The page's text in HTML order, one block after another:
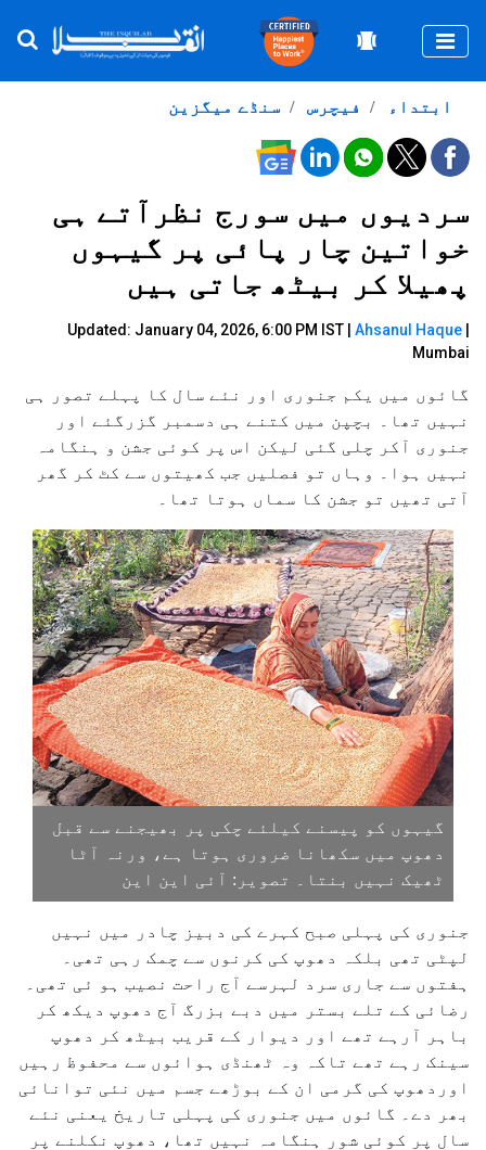
سنڈے میگزین فیچرس ابتداء
سردیوں میں سورج نظرآتے ہی
خواتین چار پائی پر گیہوں
پھیلا کر بیٹھ جاتی ہیں
Updated: January 04, 2026, 6:00 PM IST | Ahsanul Haque
Mumbai
گائوں میں یکم جنوری اور نئے سال کا پہلے تصور ہی
نہیں تھا۔ بچپن میں کتنے ہی دسمبر گزرگئے اور
جنوری آکر چلی گئی لیکن اس پر کوئی جشن و ہنگامہ
نہیں ہوا۔ وہاں تو فصلیں جب کھیتوں سے کٹ کر گھر
آتی تھیں تو جشن کا سماں ہوتا تھا۔
گیہوں کو پیسنے کیلئے چکی پر بھیجنے سے قبل
دھوپ میں سکھانا ضروری ہوتا ہے، ورنہ آٹا
ٹھیک نہیں بنتا۔ تصویر: آئی این این
جنوری کی پہلی صبح کہرے کی دبیز چادر میں نہیں
لپٹی تھی بلکہ دھوپ کی کرنوں سے چمک رہی تھی۔
ہفتوں سے جاری سرد لہرسے آج راحت نصیب ہو ئی تھی۔
رضائی کے تلے بستر میں دبے بزرگ آج دھوپ دیکھ کر
باہر آرہے تھے اور دیوار کے قریب بیٹھ کر دھوپ
سینک رہے تھے تاکہ وہ ٹھنڈی ہوائوں سے محفوظ رہیں
اوردھوپ کی گرمی ان کے بوڑھے جسم میں نئی توانائی
بھر دے۔ گائوں میں جنوری کی پہلی تاریخ یعنی نئے
سال پر کوئی شور ہنگامہ نہیں تھا، دھوپ نکلنے پر